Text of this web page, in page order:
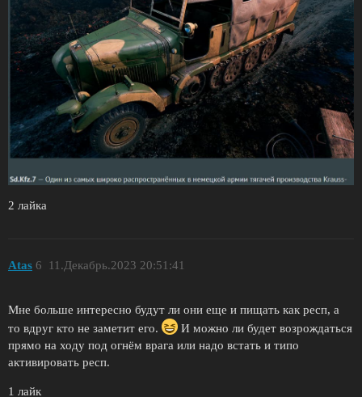
2 лайка
Atas 11.Декабрь.2023 20:51:41
6
Мне больше интересно будут ли они еще и пищать как респ, а
то вдруг кто не заметит его.
И можно ли будет возрождаться
прямо на ходу под огнём врага или надо встать и типо
активировать респ.
1 лайк